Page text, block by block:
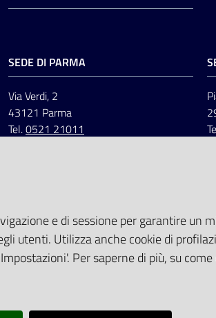
SEDE DI PARMA
Via Verdi, 2
43121 Parma
Tel.0521 21011
e di sessione per garantire un
utenti. Utilizza anche cookie di
Per saperne di più, su